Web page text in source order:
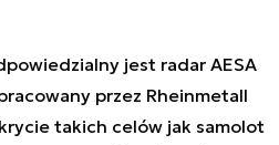
jest radar AESA
przez Rheinmetall
takich celów jak samolot